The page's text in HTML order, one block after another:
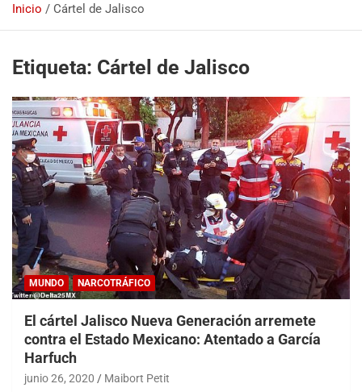
Inicio Cártel de Jalisco
Etiqueta: Cártel de Jalisco
MUNDO NARCOTRÁFICO
El cártel Jalisco Nueva Generación arremete
contra el Estado Mexicano: Atentado a García
Harfuch
junio 26, 2020 Maibort Petit